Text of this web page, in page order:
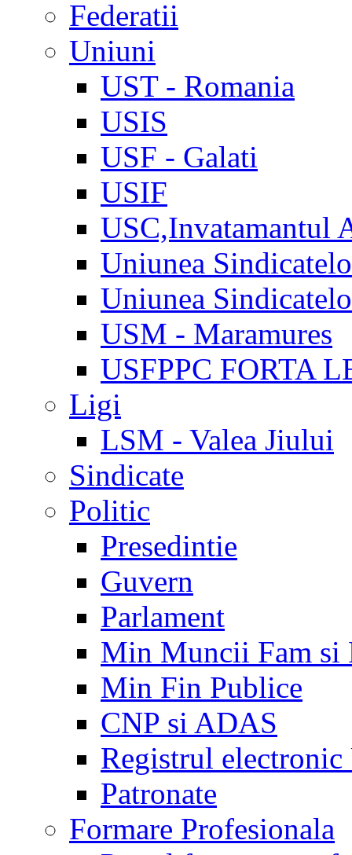
Federatii
Uniuni
UST - Romania
USIS
USF - Galati
USIF
USC,Invatamantul
Uniunea
Uniunea
USM - Maramures
USFPPC FORTA
Ligi
LSM - Valea Jiului
Sindicate
Politic
Presedintie
Guvern
Parlament
Min Muncii Fam si
Min Fin Publice
CNP si ADAS
Registrul electronic
Patronate
Formare Profesionala